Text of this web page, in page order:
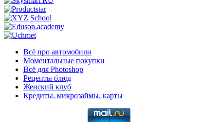
Всё про автомобили
Моментальные покупки
Всё для Photoshop
Рецепты блюд
Женский клуб
Кредиты, микрозаймы, карты